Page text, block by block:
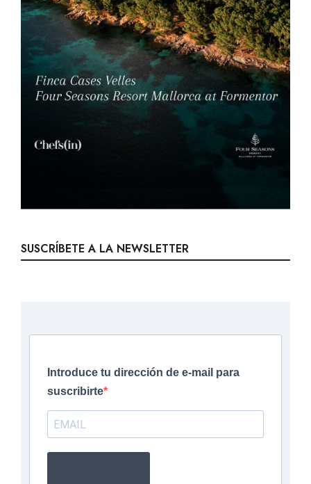
SUSCRÍBETE A LA NEWSLETTER
Introduce tu dirección de e-mail para
suscribirte